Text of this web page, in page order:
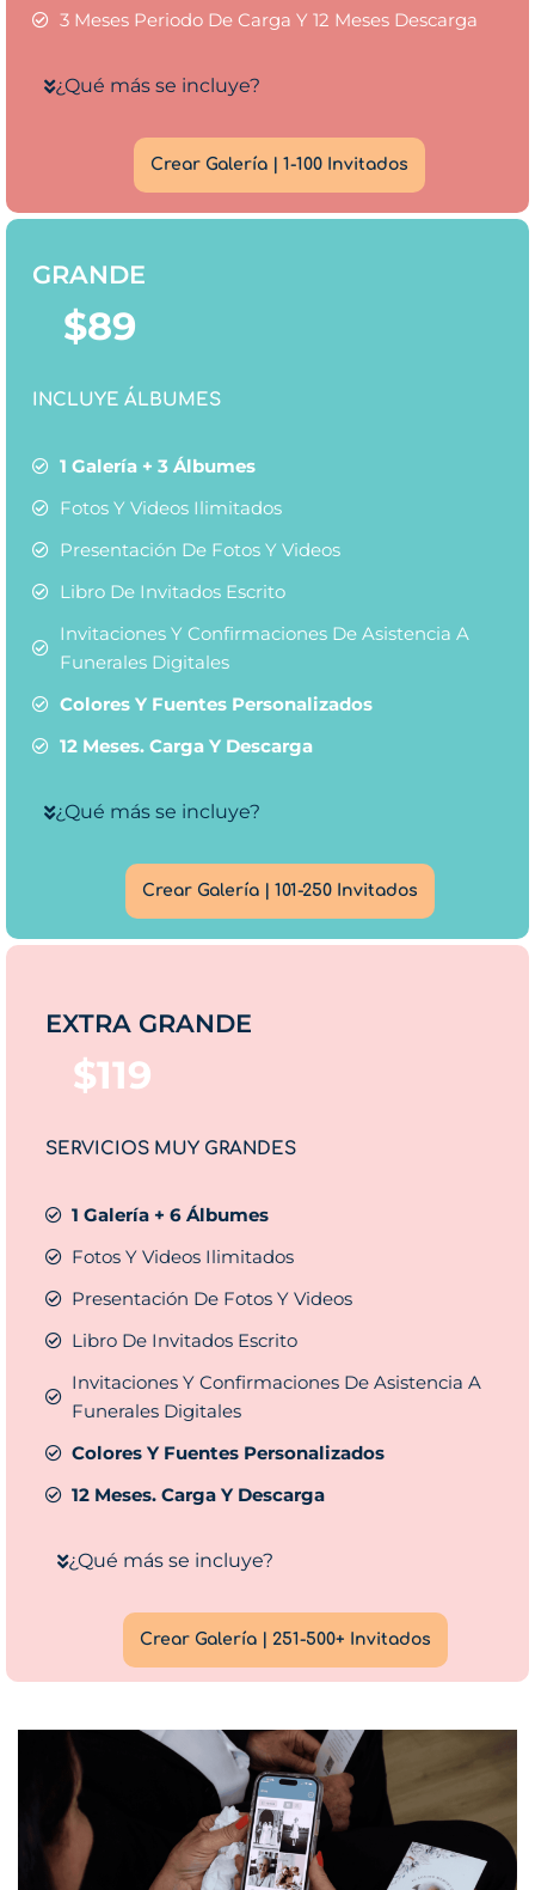
3 Meses Periodo De Carga Y 12 Meses Descarga
¿Qué más se incluye?
Crear Galería | 1-100 Invitados
GRANDE
$89
INCLUYE ÁLBUMES
1 Galería + 3 Álbumes
Fotos Y Videos Ilimitados
Presentación De Fotos Y Videos
Libro De Invitados Escrito
Invitaciones Y Confirmaciones De Asistencia A
Funerales Digitales
Colores Y Fuentes Personalizados
12 Meses. Carga Y Descarga
¿Qué más se incluye?
Crear Galería | 101-250 Invitados
EXTRA GRANDE
$119
SERVICIOS MUY GRANDES
1 Galería + 6 Álbumes
Fotos Y Videos Ilimitados
Presentación De Fotos Y Videos
Libro De Invitados Escrito
Invitaciones Y Confirmaciones De Asistencia A
Funerales Digitales
Colores Y Fuentes Personalizados
12 Meses. Carga Y Descarga
¿Qué más se incluye?
Crear Galería | 251-500+ Invitados